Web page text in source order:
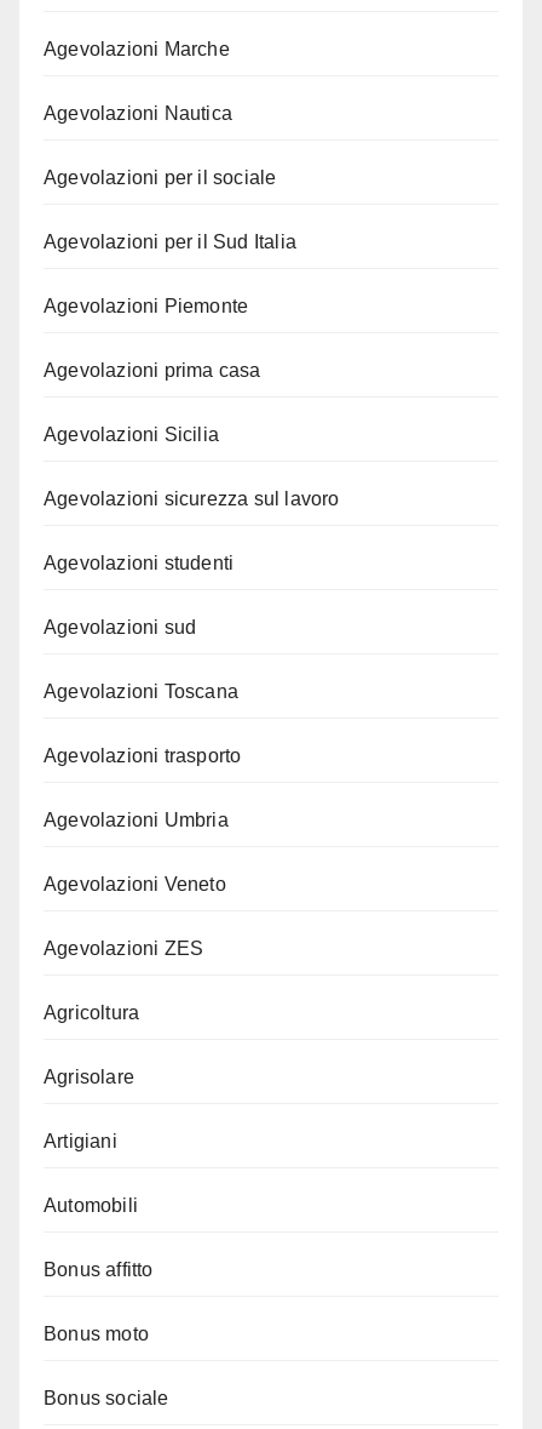
Agevolazioni Marche
Agevolazioni Nautica
Agevolazioni per il sociale
Agevolazioni per il Sud Italia
Agevolazioni Piemonte
Agevolazioni prima casa
Agevolazioni Sicilia
Agevolazioni sicurezza sul lavoro
Agevolazioni studenti
Agevolazioni sud
Agevolazioni Toscana
Agevolazioni trasporto
Agevolazioni Umbria
Agevolazioni Veneto
Agevolazioni ZES
Agricoltura
Agrisolare
Artigiani
Automobili
Bonus affitto
Bonus moto
Bonus sociale